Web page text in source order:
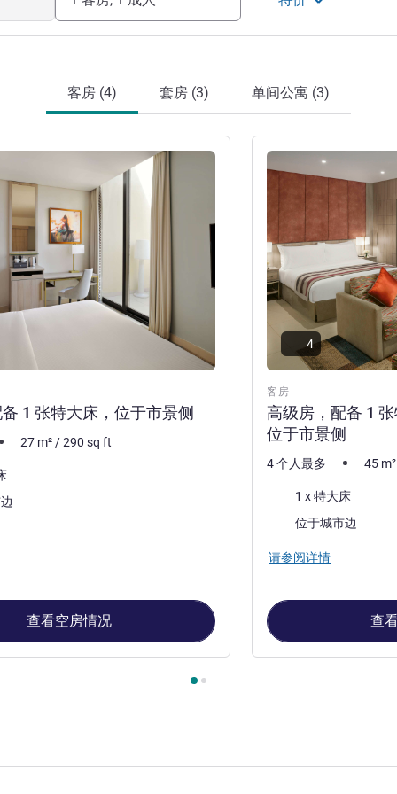
客房 (4) 套房 (3) 单间公寓 (3)
1 张特大床，位于市景侧
27 m² /290 sq ft
查看空房情况
客房
高级房，配备 1
位于市景侧
请参阅详情
4
4 个人最多 45 m²
床上用品1 x 特大床
位于城市边
请参阅详情
查